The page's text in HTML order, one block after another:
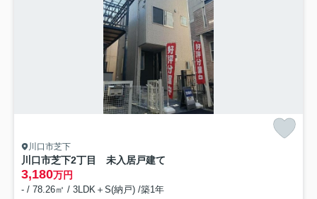
川口市芝下
川口市芝下2丁目 未入居戸建て
3,180万円
- / 78.26㎡ / 3LDK＋S(納戸) /築1年